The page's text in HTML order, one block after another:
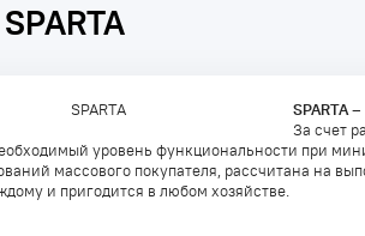
SPARTA–
За счет
уровень функциональности при
массового покупателя, рассчитана на
и пригодится в любом хозяйстве.